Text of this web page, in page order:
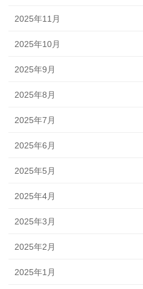
2025年11月
2025年10月
2025年9月
2025年8月
2025年7月
2025年6月
2025年5月
2025年4月
2025年3月
2025年2月
2025年1月